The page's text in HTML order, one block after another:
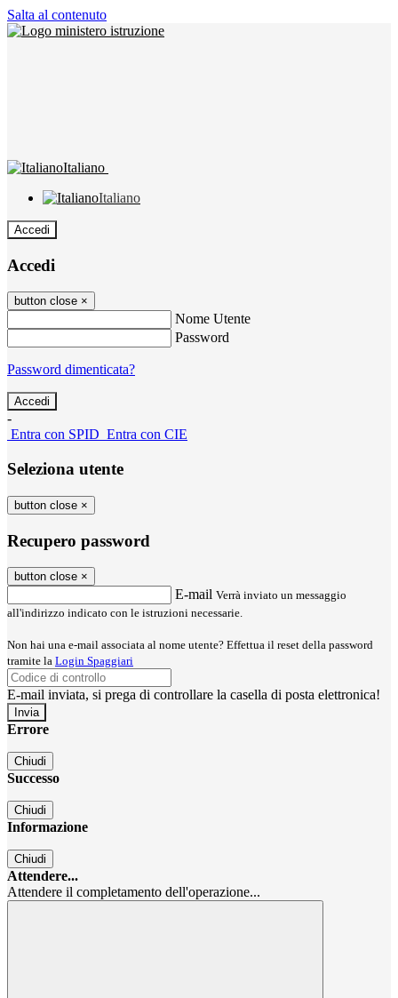
Salta al contenuto
Italiano
Italiano
Accedi
Accedi
button close ×
Nome Utente
Password
Password dimenticata?
-
Entra con SPID Entra con CIE
Seleziona utente
button close ×
Recupero password
button close ×
E-mail Verrà inviato un messaggio
all'indirizzo indicato con le istruzioni necessarie.
Non hai una e-mail associata al nome utente? Effettua il reset della password
tramite la Login Spaggiari
E-mail inviata, si prega di controllare la casella di posta elettronica!
Errore
Chiudi
Successo
Chiudi
Informazione
Chiudi
Attendere...
Attendere il completamento dell'operazione...